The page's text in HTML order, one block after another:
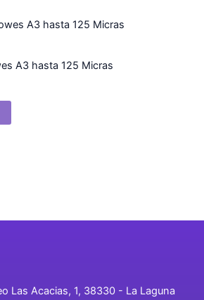
A3 hasta 125 Micras
Las Acacias, 1, 38330 - La Laguna